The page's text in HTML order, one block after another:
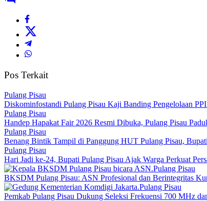
Pos Terkait
Pulang Pisau
Diskominfostandi Pulang Pisau Kaji Banding Pengelolaan
Pulang Pisau
Handep Hapakat Fair 2026 Resmi Dibuka, Pulang Pisau
Pulang Pisau
Benang Bintik Tampil di Panggung HUT Pulang Pisau,
Pulang Pisau
Hari Jadi ke-24, Bupati Pulang Pisau Ajak Warga Perkuat
Pulang Pisau
BKSDM Pulang Pisau: ASN Profesional dan Berintegritas
Pulang Pisau
Pemkab Pulang Pisau Dukung Seleksi Frekuensi 700 MHz